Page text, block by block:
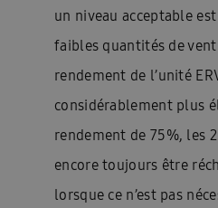
un niveau acceptable
faibles quantités de
rendement de l’unité
considérablement plus
rendement de 75%, les
encore toujours être
lorsque ce n’est pas